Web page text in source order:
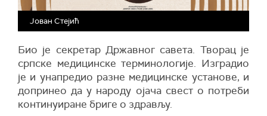
Јован Стејић
Био је секретар Државног савета. Творац је
српске медицинске терминологије. Изградио
је и унапредио разне медицинске установе, и
допринео да у народу ојача свест о потреби
континуиране бриге о здрављу.